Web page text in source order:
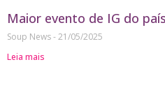
Maior evento de IG do
Soup News 21/05/2025
Leia mais